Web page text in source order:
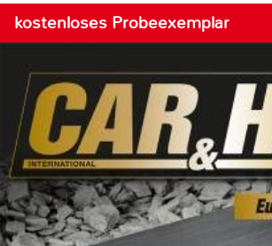
kostenloses Probeexemplar